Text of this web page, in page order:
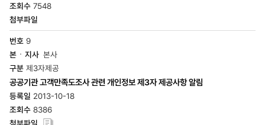
7548
9
본사
제3자제공
공공기관 고객만족도조사 관련 개인정보 제3자 제공사항 알림
2013-10-18
8386